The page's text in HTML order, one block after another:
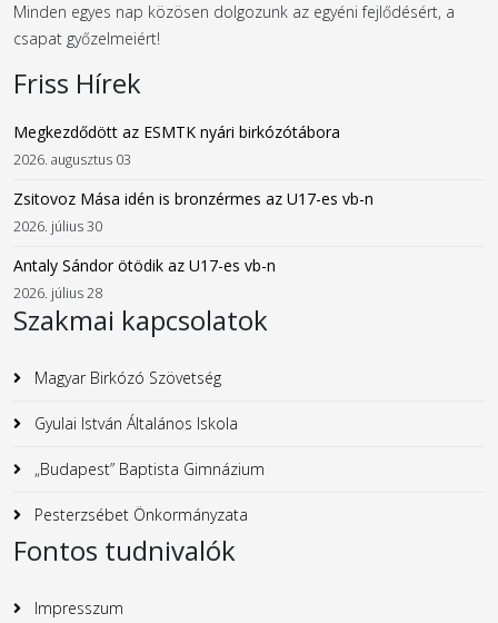
Minden egyes nap közösen dolgozunk az egyéni fejlődésért, a
csapat győzelmeiért!
Friss Hírek
Megkezdődött az ESMTK nyári birkózótábora
2026. augusztus 03
Zsitovoz Mása idén is bronzérmes az U17-es vb-n
2026. július 30
Antaly Sándor ötödik az U17-es vb-n
2026. július 28
Szakmai kapcsolatok
Magyar Birkózó Szövetség
Gyulai István Általános Iskola
„Budapest” Baptista Gimnázium
Pesterzsébet Önkormányzata
Fontos tudnivalók
Impresszum